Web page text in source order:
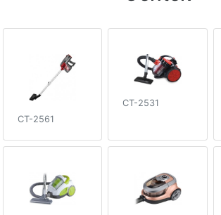
CT-2561
CT-2531